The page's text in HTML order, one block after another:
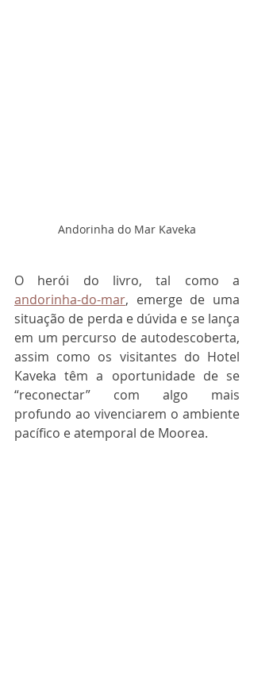
Andorinha do Mar Kaveka
andorinha-do-mar, emerge de uma
situação de perda e dúvida e se lança
em um percurso de autodescoberta,
assim como os visitantes do Hotel
Kaveka têm a oportunidade de se
“reconectar” com algo mais
profundo ao vivenciarem o ambiente
pacífico e atemporal de Moorea.